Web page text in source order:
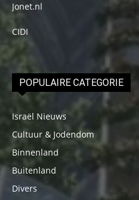
Jonet.nl
CIDI
POPULAIRE CATEGORIE
Israël Nieuws
Cultuur & Jodendom
Binnenland
Buitenland
Divers